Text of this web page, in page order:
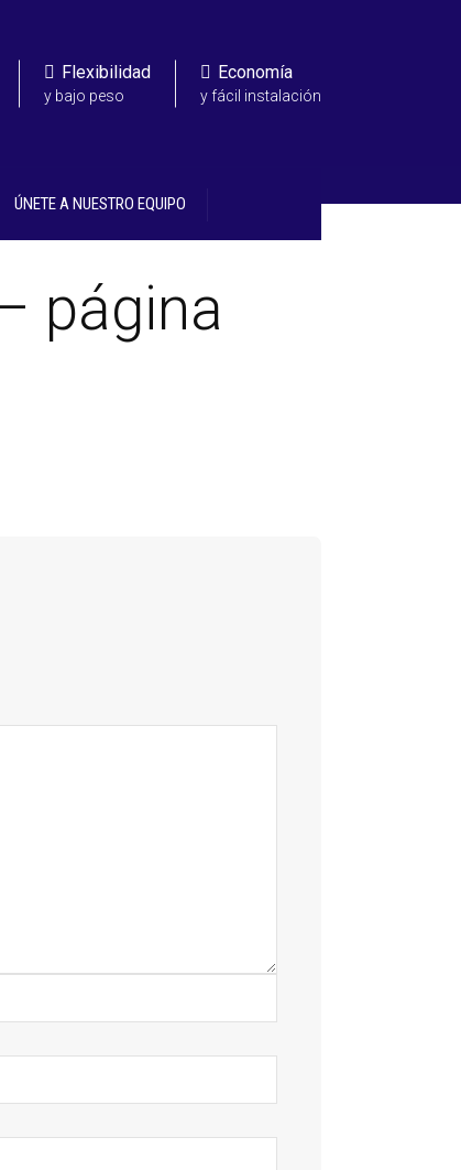
Economía
y fácil instalación
Flexibilidad
y bajo peso
ÚNETE A NUESTRO EQUIPO
página